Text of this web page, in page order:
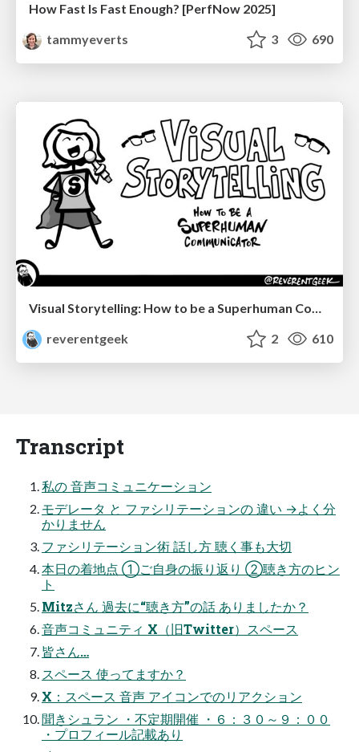
How Fast Is Fast Enough? [PerfNow 2025]
tammyeverts
3 690
reverentgeek
2 610
Transcript
私の 音声コミュニケーション
モデレータ と ファシリテーションの 違い →よく分
かりません
ファシリテーション術 話し方 聴く事も大切
本日の着地点 ①ご自身の振り返り ②聴き方のヒン
ト
Mitzさん 過去に“聴き方”の話 ありましたか？
音声コミュニティ X（旧Twitter）スペース
皆さん…
スペース 使ってますか？
X：スペース 音声 アイコンでのリアクション
聞きシュラン ・不定期開催 ・６：３０～９：００
・プロフィール記載あり